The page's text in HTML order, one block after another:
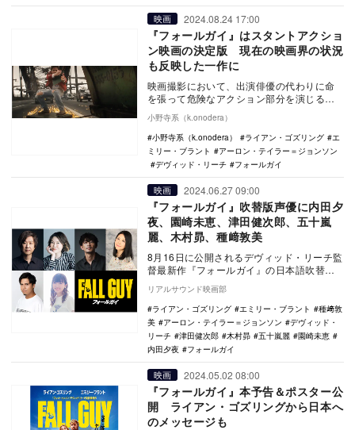
映画 2024.08.24 17:00
『フォールガイ』はスタントアクショ
ン映画の決定版 現在の映画界の状況
も反映した一作に
映画撮影において、出演俳優の代わりに命
を張って危険なアクション部分を演じる役
割といえば、アクション映画にとって、な
くてはならない…
小野寺系（k.onodera）
小野寺系（k.onodera）
ライアン・ゴズリング
エ
ミリー・ブラント
アーロン・テイラー＝ジョンソン
デヴィッド・リーチ
フォールガイ
映画 2024.06.27 09:00
『フォールガイ』吹替版声優に内田夕
夜、園崎未恵、津田健次郎、五十嵐
麗、木村昴、種﨑敦美
8月16日に公開されるデヴィッド・リーチ監
督最新作『フォールガイ』の日本語吹替版
声優として内田夕夜、園崎未恵、津田健次
郎、五十嵐…
リアルサウンド映画部
ライアン・ゴズリング
エミリー・ブラント
種﨑敦
美
アーロン・テイラー＝ジョンソン
デヴィッド・
リーチ
津田健次郎 木村昴 五十嵐麗
園崎未恵
内田夕夜
フォールガイ
映画 2024.05.02 08:00
『フォールガイ』本予告＆ポスター公
開 ライアン・ゴズリングから日本へ
のメッセージも